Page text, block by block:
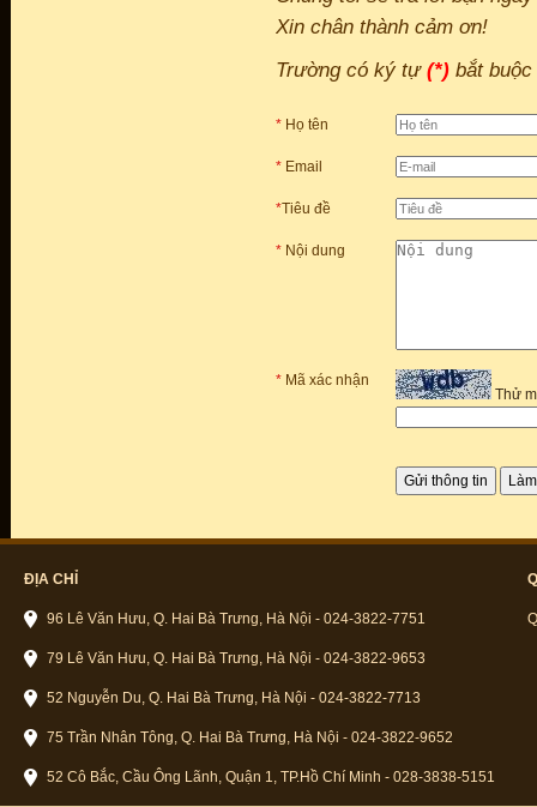
Xin chân thành cảm ơn!
Trường có ký tự (*) bắt
* Họ tên
* Email
*Tiêu đề
* Nội dung
* Mã xác nhận
Thử
ĐỊA CHỈ
96 Lê Văn Hưu, Q. Hai Bà Trưng, Hà Nội - 024-3822-7751
79 Lê Văn Hưu, Q. Hai Bà Trưng, Hà Nội - 024-3822-9653
52 Nguyễn Du, Q. Hai Bà Trưng, Hà Nội - 024-3822-7713
75 Trần Nhân Tông, Q. Hai Bà Trưng, Hà Nội - 024-3822-9652
52 Cô Bắc, Cầu Ông Lãnh, Quận 1, TP.Hồ Chí Minh - 028-3838-5151